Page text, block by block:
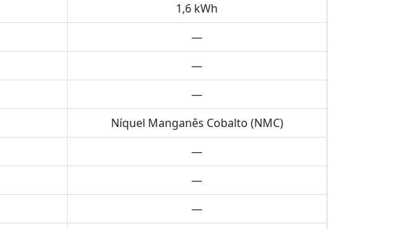
1,6 kWh
—
—
—
Níquel Manganês Cobalto (NMC)
—
—
—